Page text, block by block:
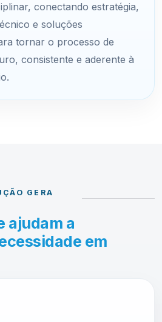
conectando estratégia,
e soluções
tornar o processo de
consistente e aderente à
GERA
ajudam a
em